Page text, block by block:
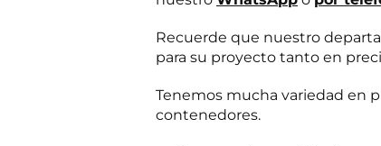
Recuerde que nuestro
para su proyecto tanto en
Tenemos mucha variedad en
contenedores.
m
r
c
a
l